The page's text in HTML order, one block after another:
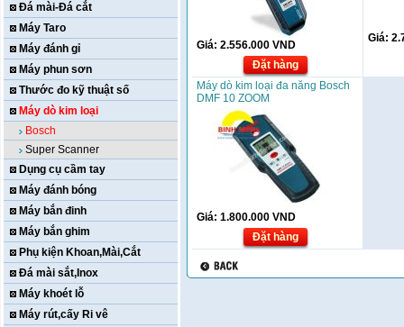
Đá mài-Đá cắt
Máy Taro
Máy đánh gỉ
Máy phun sơn
Thước đo kỹ thuật số
Máy dò kim loại
Bosch
Super Scanner
Dụng cụ cầm tay
Máy đánh bóng
Máy bắn đinh
Máy bắn ghim
Phụ kiện Khoan,Mài,Cắt
Đá mài sắt,Inox
Máy khoét lỗ
Máy rút,cấy Ri vê
Giá: 2.556.000 VND
Đặt hàng
Giá:
Máy dò kim loại đa năng Bosch
DMF 10 ZOOM
Giá: 1.800.000 VND
Đặt hàng